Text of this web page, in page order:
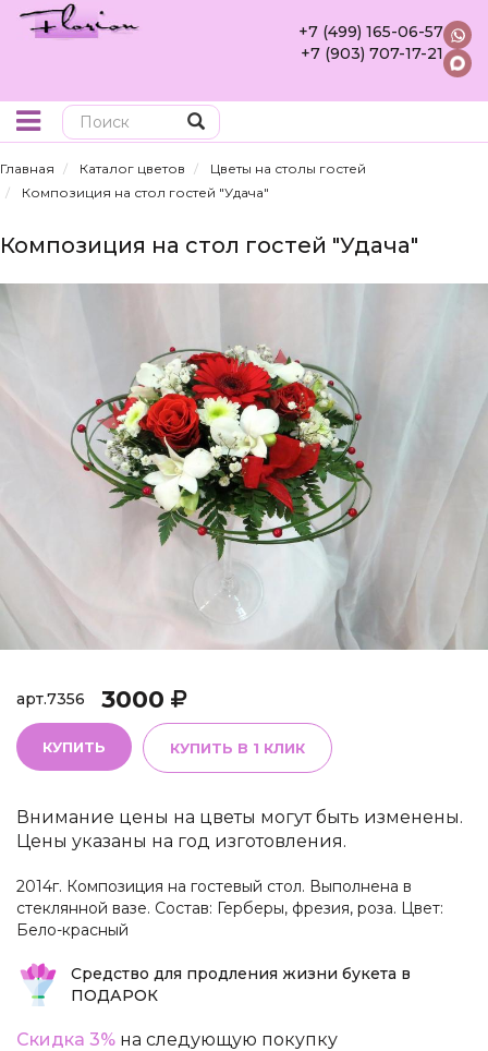
+7 (499) 165-06-57
+7 (903) 707-17-21
Главная Каталог цветов
Цветы на столы гостей
Композиция на стол гостей "Удача"
Композиция на стол гостей "Удача"
арт.7356 3000
КУПИТЬ КУПИТЬ В 1 КЛИК
Внимание цены на цветы могут быть изменены.
Цены указаны на год изготовления.
2014г. Композиция на гостевый стол. Выполнена в
стеклянной вазе. Состав: Герберы, фрезия, роза. Цвет:
Бело-красный
Средство для продления жизни букета в
ПОДАРОК
Скидка 3% на следующую покупку